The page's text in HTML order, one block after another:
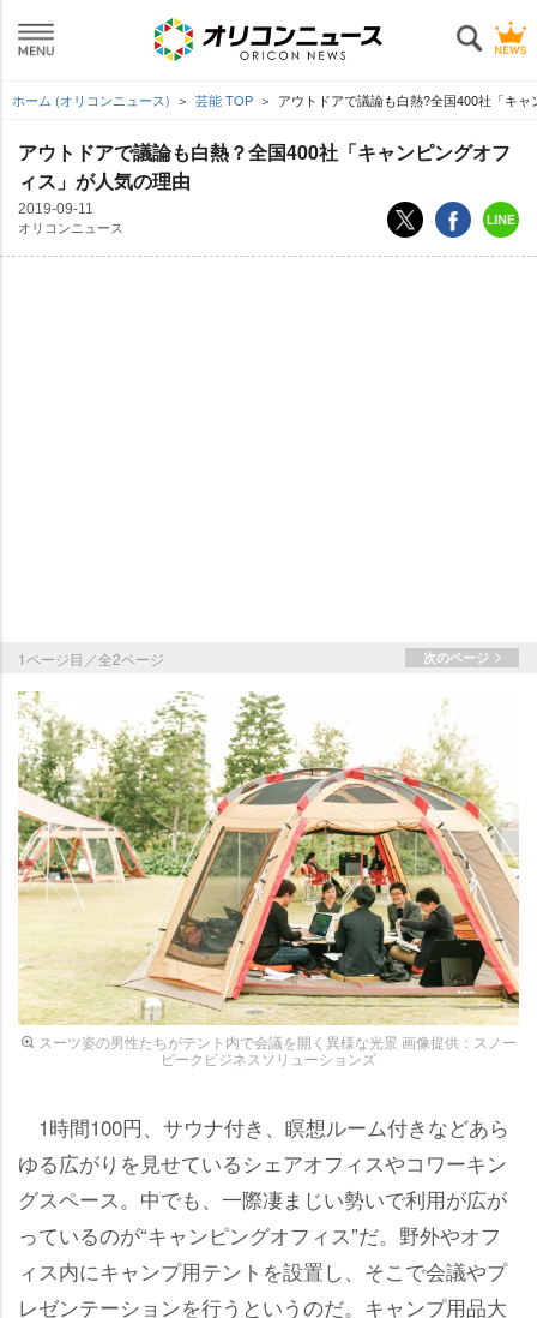
ホーム (オリコンニュース) 芸能 TOP アウトドアで議論も白熱?全国400社「キ
アウトドアで議論も白熱？全国400社「キャンピングオフ
ィス」が人気の理由
2019-09-11
オリコンニュース
1ページ目／全2ページ 次のページ
スーツ姿の男性たちがテント内で会議を開く異様な光景 画像提供：スノー
ピークビジネスソリューションズ
1時間100円、サウナ付き、瞑想ルーム付きなどあら
ゆる広がりを見せているシェアオフィスやコワーキン
グスペース。中でも、一際凄まじい勢いで利用が広が
っているのが“キャンピングオフィス”だ。野外やオフ
ィス内にキャンプ用テントを設置し、そこで会議やプ
レゼンテーションを行うというのだ。キャンプ用品大